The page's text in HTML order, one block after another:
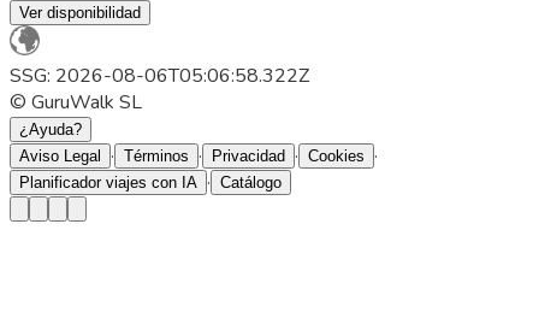
Ver disponibilidad
SSG: 2026-08-06T05:06:58.322Z
© GuruWalk SL
¿Ayuda?
Aviso Legal
· Términos · Privacidad · Cookies ·
Planificador viajes con IA · Catálogo